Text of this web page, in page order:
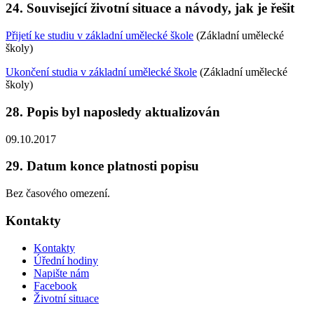
24. Související životní situace a návody, jak je řešit
Přijetí ke studiu v základní umělecké škole (Základní umělecké
školy)
Ukončení studia v základní umělecké škole (Základní umělecké
školy)
28. Popis byl naposledy aktualizován
09.10.2017
29. Datum konce platnosti popisu
Bez časového omezení.
Kontakty
Kontakty
Úřední hodiny
Napište nám
Facebook
Životní situace